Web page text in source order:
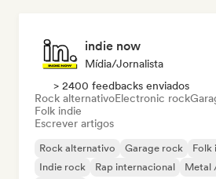
indie now
Mídia/Jornalista
> 2400 feedbacks enviados
Rock alternativoElectronic rock
Folk indie
Escrever artigos
Rock alternativo Garage rock Folk
Indie rock
Rap internacional
Metal